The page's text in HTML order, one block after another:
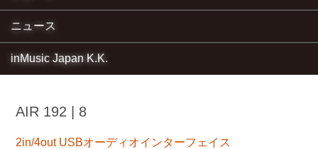
ニュース
inMusic Japan K.K.
AIR 192 | 8
2in/4out USBオーディオインターフェイス